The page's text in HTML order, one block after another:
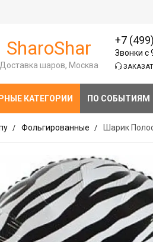
SharoShar
Доставка шаров, Москва
+7
Звонки с
КАТЕГОРИИ ПО СОБЫТИЯМ
Фольгированные Шарик